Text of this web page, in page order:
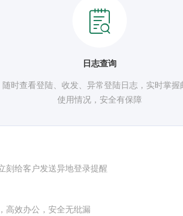
日志查询
随时查看登陆、收发、异常登陆日志，实时掌握
使用情况，安全有保障
刻给客户发送异地登录提醒
高效办公，安全无纰漏